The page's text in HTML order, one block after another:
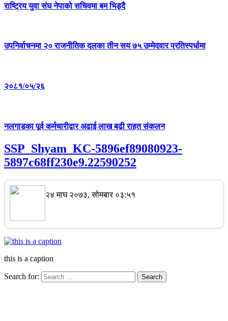
राष्ट्रिय युवा संघ नेपाको सचिवमा बम भिड्दै
उपनिर्वाचनमा २० राजनीतिक दलका तीन सय ७५ उम्मेदवार प्रतिस्पर्धामा
२०८१/०५/२६
नलगाडका पूर्व कर्मचारीद्वार अढाई लाख बढी राहत संकलन
SSP_Shyam_KC-5896ef89080923-
5897c68ff230e9.22590252
२४ माघ २०७३, सोमबार ०३:५१
this is a caption
Search for: